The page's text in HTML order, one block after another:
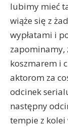
lubimy mieć
wiąże się z
wypłatami i
zapominamy,
koszmarem i
aktorom za
odcinek
następny
tempie z